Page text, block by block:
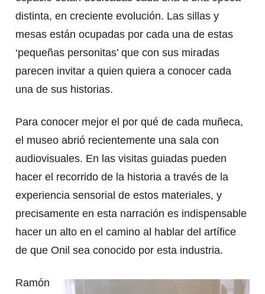
distinta, en creciente evolución. Las sillas y
mesas están ocupadas por cada una de estas
‘pequeñas personitas’ que con sus miradas
parecen invitar a quien quiera a conocer cada
una de sus historias.
Para conocer mejor el por qué de cada muñeca,
el museo abrió recientemente una sala con
audiovisuales. En las visitas guiadas pueden
hacer el recorrido de la historia a través de la
experiencia sensorial de estos materiales, y
precisamente en esta narración es indispensable
hacer un alto en el camino al hablar del artífice
de que Onil sea conocido por esta industria.
Ramón